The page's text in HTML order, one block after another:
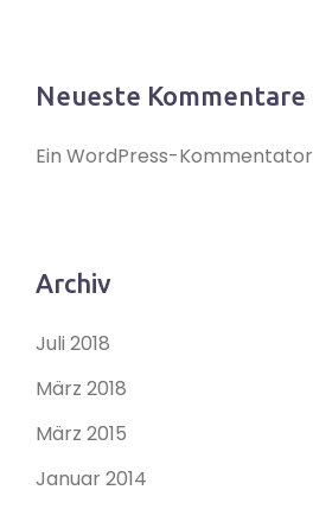
Neueste Kommentare
Ein WordPress-Kommentator
Archiv
Juli 2018
März 2018
März 2015
Januar 2014